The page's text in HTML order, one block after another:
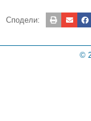
Сподели:
©